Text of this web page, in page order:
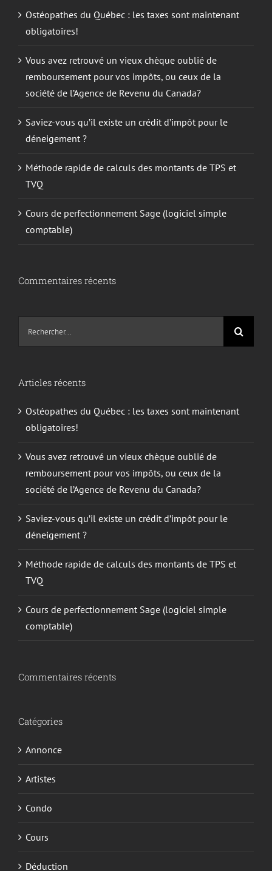
Ostéopathes du Québec : les taxes sont maintenant
obligatoires!
Vous avez retrouvé un vieux chèque oublié de
remboursement pour vos impôts, ou ceux de la
société de l’Agence de Revenu du Canada?
Saviez-vous qu’il existe un crédit d’impôt pour le
déneigement ?
Méthode rapide de calculs des montants de TPS et
TVQ
Cours de perfectionnement Sage (logiciel simple
comptable)
Commentaires récents
:
Articles récents
Ostéopathes du Québec : les taxes sont maintenant
obligatoires!
Vous avez retrouvé un vieux chèque oublié de
remboursement pour vos impôts, ou ceux de la
société de l’Agence de Revenu du Canada?
Saviez-vous qu’il existe un crédit d’impôt pour le
déneigement ?
Méthode rapide de calculs des montants de TPS et
TVQ
Cours de perfectionnement Sage (logiciel simple
comptable)
Commentaires récents
Catégories
Annonce
Artistes
Condo
Cours
Déduction